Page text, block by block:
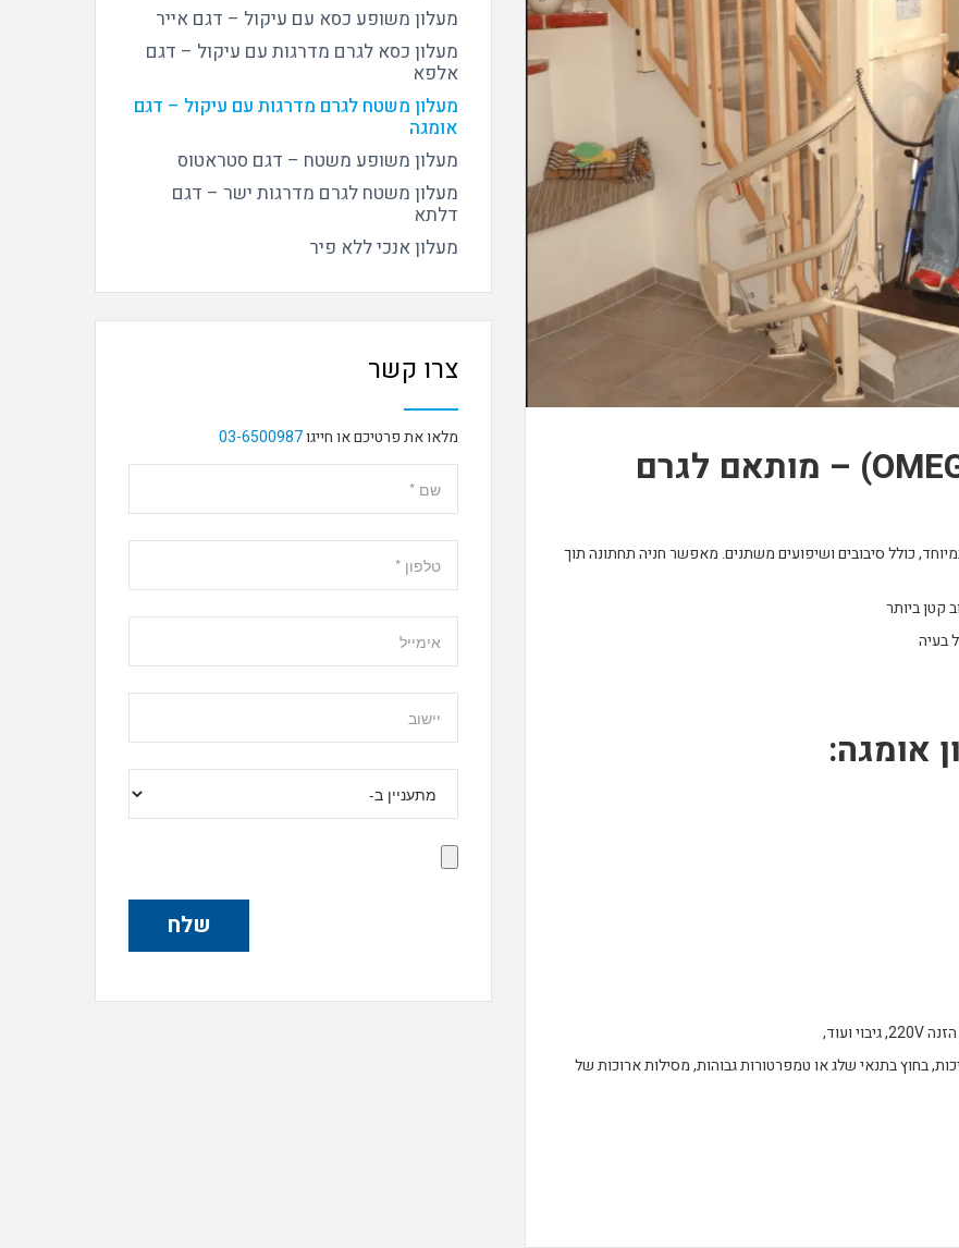
מעלון משופע אומגה (OMEGA) – מותאם לגרם
כולל סיבובים ושיפועים משתנים. מאפשר חניה תחתונה תוך
אומגה:
בחוץ בתנאי שלג או טמפרטורות גבוהות, מסילות ארוכות של
מעלון משופע כסא עם עיקול – דגם אייר
מעלון כסא לגרם מדרגות עם עיקול – דגם
אלפא
מעלון משטח לגרם מדרגות עם עיקול – דגם
אומגה
מעלון משופע משטח – דגם סטראטוס
מעלון משטח לגרם מדרגות ישר – דגם
דלתא
מעלון אנכי ללא פיר
צרו קשר
מלאו את פרטיכם או חייגו03-6500987